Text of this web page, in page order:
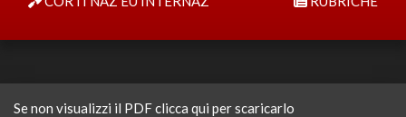
Se non visualizzi il PDF clicca qui per scaricarlo